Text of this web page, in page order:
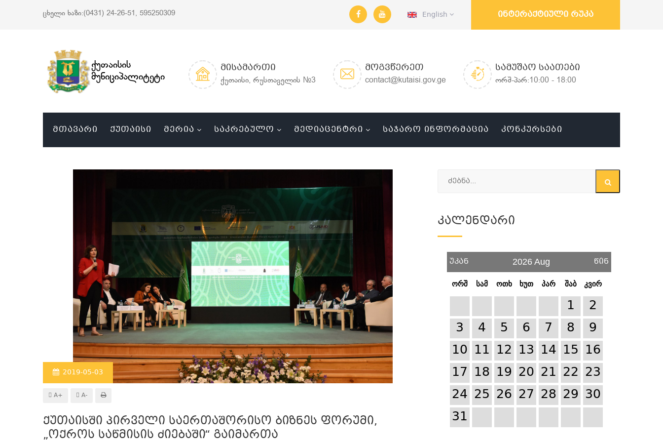
ცხელი ხაზი:(0431) 24-26-51, 595250309 English ინტერაქტიული რუკა
ქუთაისის
მუნიციპალიტეტი
ᲛᲘᲡᲐᲛᲐᲠᲗᲘ
ქუთაისი, რუსთაველის №3
ᲛᲝᲒᲕᲬᲔᲠᲔᲗ
contact@kutaisi.gov.ge
ᲡᲐᲛᲣᲨᲐᲝ ᲡᲐᲐᲗᲔᲑᲘ
ორშ-პარ:10:00 - 18:00
ᲛᲗᲐᲕᲐᲠᲘ ᲥᲣᲗᲐᲘᲡᲘ ᲛᲔᲠᲘᲐ ᲡᲐᲙᲠᲔᲑᲣᲚᲝ ᲛᲔᲓᲘᲐᲪᲔᲜᲢᲠᲘ ᲡᲐᲯᲐᲠᲝ ᲘᲜᲤᲝᲠᲛᲐᲪᲘᲐ ᲙᲝᲜᲙᲣᲠᲡᲔᲑᲘ
2019-05-03
A+ A-
ქუთაისში პირველი საერთაშორისო ბიზნეს ფორუმი,
„ოქროს საწმისის ძიებაში“ გაიმართა
Კალენდარი
უკან 2026 Aug წინ
ორშ სამ ოთხ ხუთ პარ შაბ კვირ
1
2
3
4 5 6 7 8
9
10 11 12 13 14 15 16
17 18 19 20 21 22 23
24 25 26 27 28 29 30
31